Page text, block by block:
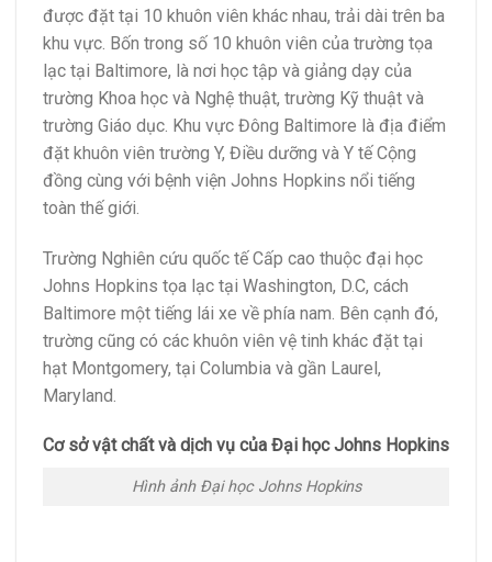
được đặt tại 10 khuôn viên khác nhau, trải dài trên ba
khu vực. Bốn trong số 10 khuôn viên của trường tọa
lạc tại Baltimore, là nơi học tập và giảng dạy của
trường Khoa học và Nghệ thuật, trường Kỹ thuật và
trường Giáo dục. Khu vực Đông Baltimore là địa điểm
đặt khuôn viên trường Y, Điều dưỡng và Y tế Cộng
đồng cùng với bệnh viện Johns Hopkins nổi tiếng
toàn thế giới.
Trường Nghiên cứu quốc tế Cấp cao thuộc đại học
Johns Hopkins tọa lạc tại Washington, D.C, cách
Baltimore một tiếng lái xe về phía nam. Bên cạnh đó,
trường cũng có các khuôn viên vệ tinh khác đặt tại
hạt Montgomery, tại Columbia và gần Laurel,
Maryland.
Cơ sở vật chất và dịch vụ của Đại học Johns Hopkins
Hình ảnh Đại học Johns Hopkins